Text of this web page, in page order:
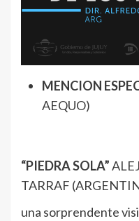
MENCION
AEQUO)
“PIEDRA SOLA”
TARRAF
una sorprendente